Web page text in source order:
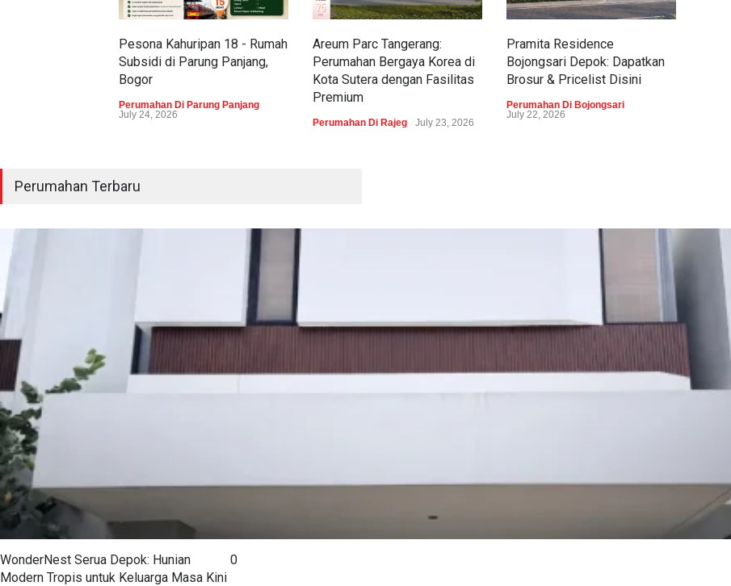
Pesona Kahuripan 18 - Rumah
Subsidi di Parung Panjang,
Bogor
Perumahan Di Parung Panjang
July 24, 2026
Areum Parc Tangerang:
Perumahan Bergaya Korea di
Kota Sutera dengan Fasilitas
Premium
Perumahan Di Rajeg July 23, 2026
Pramita Residence
Bojongsari Depok: Dapatkan
Brosur & Pricelist Disini
Perumahan Di Bojongsari
July 22, 2026
Perumahan Terbaru
WonderNest Serua Depok: Hunian
Modern Tropis untuk Keluarga Masa Kini
0